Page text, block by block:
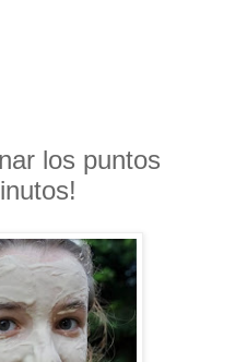
los puntos